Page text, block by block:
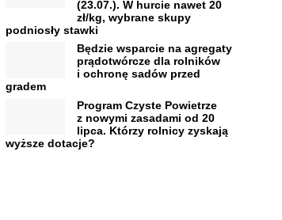
(23.07.). W hurcie nawet 20
zł/kg, wybrane skupy
podniosły stawki
Będzie wsparcie na agregaty
prądotwórcze dla rolników
i ochronę sadów przed
gradem
Program Czyste Powietrze
z nowymi zasadami od 20
lipca. Którzy rolnicy zyskają
wyższe dotacje?